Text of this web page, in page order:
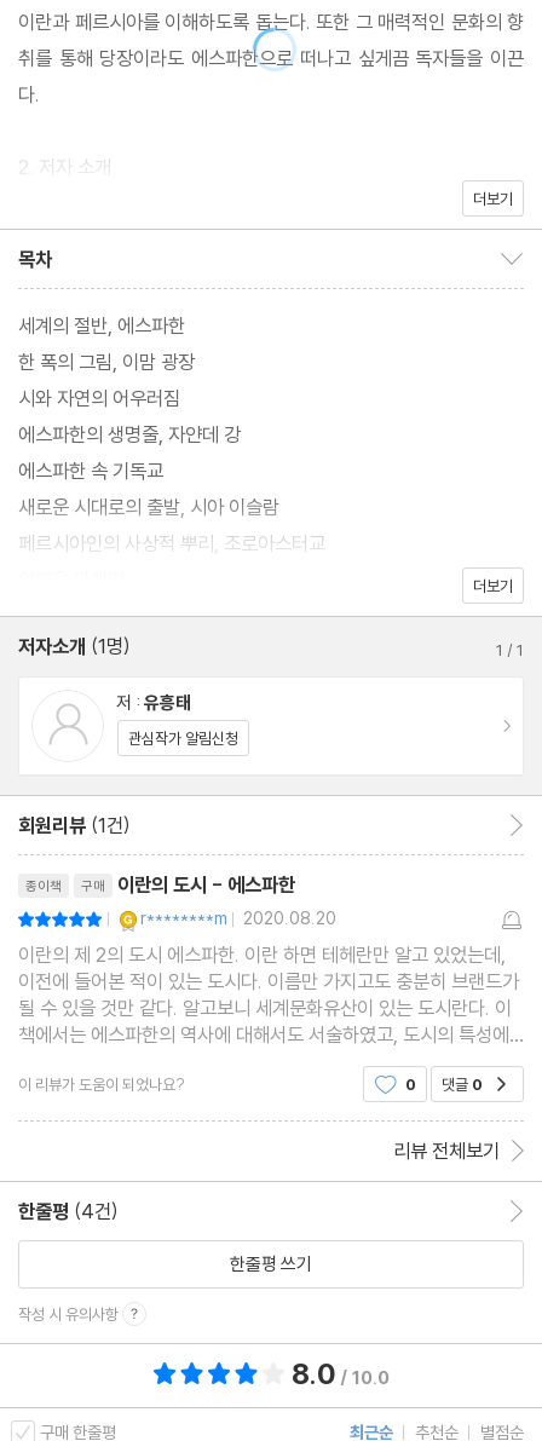
이란과 페르시아를 이해하도록 돕는다. 또한 그 매력적인 문화의 향
취를 통해 당장이라도 에스파한으로 떠나고 싶게끔 독자들을 이끈
다.
2. 저자 소개
국외국어대학교 국제지역대학원 중동아프리카학과를 졸업했다. 신
정일치 국가를 표방하는 이란의 정치와
더보기
목차
세계의 절반, 에스파한
한 폭의 그림, 이맘 광장
시와 자연의 어우러짐
에스파한의 생명줄, 자얀데 강
에스파한 속 기독교
새로운 시대로의 출발, 시아 이슬람
페르시아인의 사상적 뿌리, 조로아스터교
더보기
저자소개 (1명) 1 /1
저 : 유흥태
관심작가 알림신청
회원리뷰 (1건)
종이책 구매 이란의 도시 - 에스파한
| r********m | 2020.08.20
이란의 제 2의 도시 에스파한. 이란 하면 테헤란만 알고 있었는데,
이전에 들어본 적이 있는 도시다. 이름만 가지고도 충분히 브랜드가
될 수 있을 것만 같다. 알고보니 세계문화유산이 있는 도시란다. 이
책에서는 에스파한의 역사에 대해서도 서술하였고, 도시의 특성에
대해서도 언급하였다. 사파비 왕조, 시아 이슬람의 부흥, 그리고 조
로아스터교 와도 연관된 중요한 도시가 이 곳
이 리뷰가 도움이 되었나요? 0 댓글 0
리뷰 전체보기
한줄평 (4건)
한줄평 쓰기
작성 시 유의사항
8.0 / 10.0
구매 한줄평 최근순 추천순 별점순